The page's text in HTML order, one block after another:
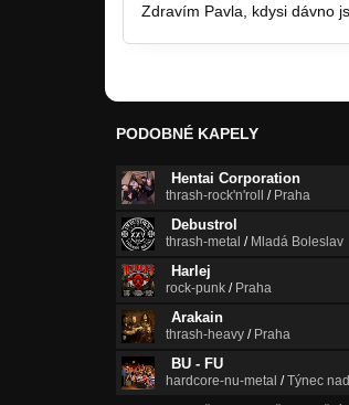
Zdravím Pavla, kdysi dávno
PODOBNÉ KAPELY
Hentai Corporation
thrash-rock'n'roll / Praha
Debustrol
thrash-metal / Mladá Boleslav
Harlej
rock-punk / Praha
Arakain
thrash-heavy / Praha
BU - FU
hardcore-nu-metal /Týnec